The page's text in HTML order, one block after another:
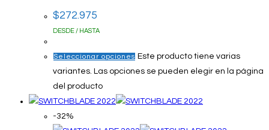
$272.975
DESDE / HASTA
Seleccionar opciones Este producto tiene varias
variantes. Las opciones se pueden elegir en la página
del producto
-32%